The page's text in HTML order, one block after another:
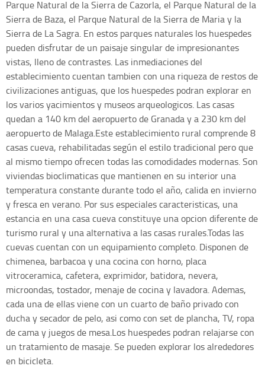
Parque Natural de la Sierra de Cazorla, el Parque Natural de la
Sierra de Baza, el Parque Natural de la Sierra de Maria y la
Sierra de La Sagra. En estos parques naturales los huespedes
pueden disfrutar de un paisaje singular de impresionantes
vistas, lleno de contrastes. Las inmediaciones del
establecimiento cuentan tambien con una riqueza de restos de
civilizaciones antiguas, que los huespedes podran explorar en
los varios yacimientos y museos arqueologicos. Las casas
quedan a 140 km del aeropuerto de Granada y a 230 km del
aeropuerto de Malaga.Este establecimiento rural comprende 8
casas cueva, rehabilitadas según el estilo tradicional pero que
al mismo tiempo ofrecen todas las comodidades modernas. Son
viviendas bioclimaticas que mantienen en su interior una
temperatura constante durante todo el año, calida en invierno
y fresca en verano. Por sus especiales caracteristicas, una
estancia en una casa cueva constituye una opcion diferente de
turismo rural y una alternativa a las casas rurales.Todas las
cuevas cuentan con un equipamiento completo. Disponen de
chimenea, barbacoa y una cocina con horno, placa
vitroceramica, cafetera, exprimidor, batidora, nevera,
microondas, tostador, menaje de cocina y lavadora. Ademas,
cada una de ellas viene con un cuarto de baño privado con
ducha y secador de pelo, asi como con set de plancha, TV, ropa
de cama y juegos de mesa.Los huespedes podran relajarse con
un tratamiento de masaje. Se pueden explorar los alrededores
en bicicleta.